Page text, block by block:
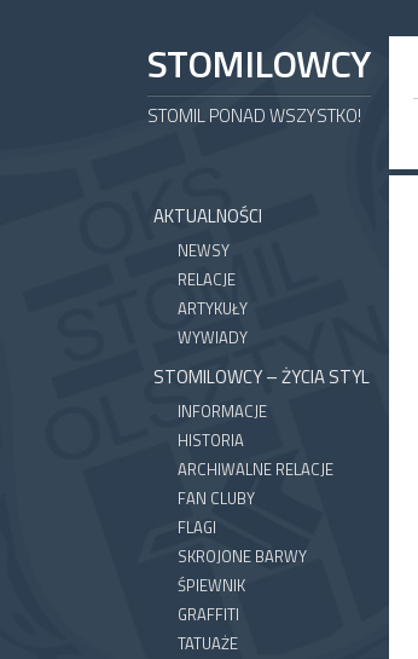
STOMILOWCY
STOMIL PONAD WSZYSTKO!
AKTUALNOŚCI
NEWSY
RELACJE
ARTYKUŁY
WYWIADY
STOMILOWCY – ŻYCIA STYL
INFORMACJE
HISTORIA
ARCHIWALNE RELACJE
FAN CLUBY
FLAGI
SKROJONE BARWY
ŚPIEWNIK
GRAFFITI
TATUAŻE